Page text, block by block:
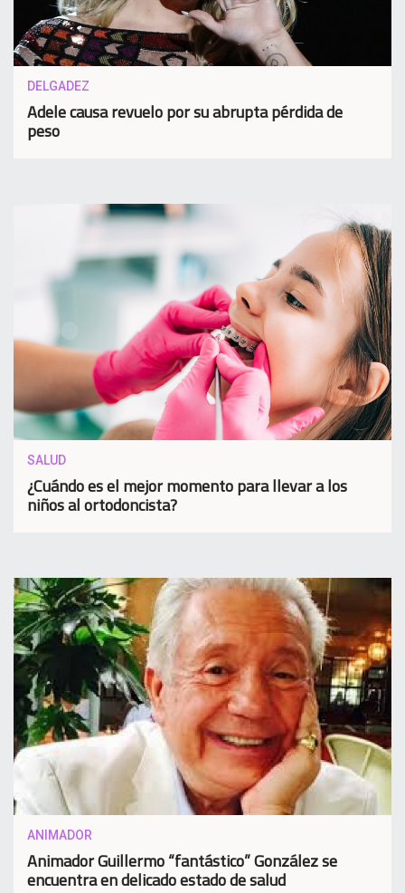
DELGADEZ
Adele causa revuelo por su abrupta pérdida de
peso
SALUD
¿Cuándo es el mejor momento para llevar a los
niños al ortodoncista?
ANIMADOR
Animador Guillermo “fantástico” González se
encuentra en delicado estado de salud